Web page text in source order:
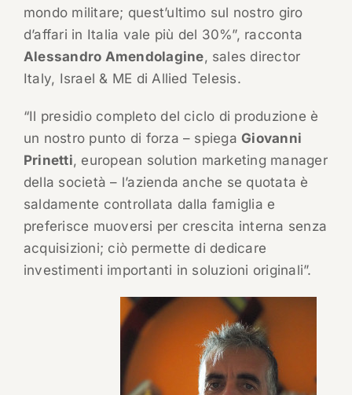
mondo militare; quest’ultimo sul nostro giro
d’affari in Italia vale più del 30%”, racconta
Alessandro Amendolagine, sales director
Italy, Israel & ME di Allied Telesis.
“Il presidio completo del ciclo di produzione è
un nostro punto di forza – spiegaGiovanni
Prinetti, european solution marketing manager
della società – l’azienda anche se quotata è
saldamente controllata dalla famiglia e
preferisce muoversi per crescita interna senza
acquisizioni; ciò permette di dedicare
investimenti importanti in soluzioni originali”.